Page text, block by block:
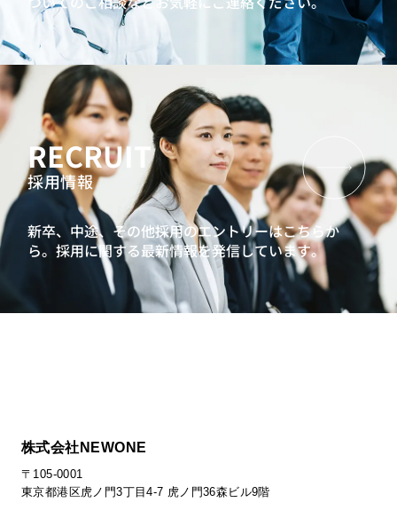
RECRUIT
採用情報
新卒、中途、その他採用のエントリーはこちらか
ら。採用に関する最新情報を発信しています。
株式会社NEWONE
〒105-0001
東京都港区虎ノ門3丁目4-7 虎ノ門36森ビル9階